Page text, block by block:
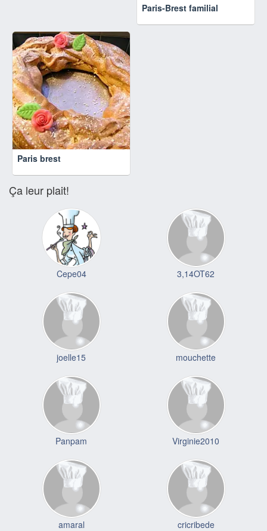
Paris-Brest familial
Paris brest
Ça leur plait!
Cepe04 3,14OT62
joelle15 mouchette
Panpam Virginie2010
amaral cricribede